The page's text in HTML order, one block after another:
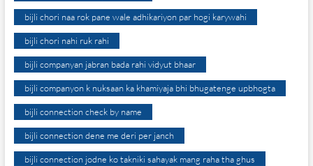
bijli chori naa rok pane wale adhikariyon par hogi karywahi
bijli chori nahi ruk rahi
bijli companyan jabran bada rahi vidyut bhaar
bijli companyon k nuksaan ka khamiyaja bhi bhugatenge upbhogta
bijli connection check by name
bijli connection dene me deri per janch
bijli connection jodne ko takniki sahayak mang raha tha ghus